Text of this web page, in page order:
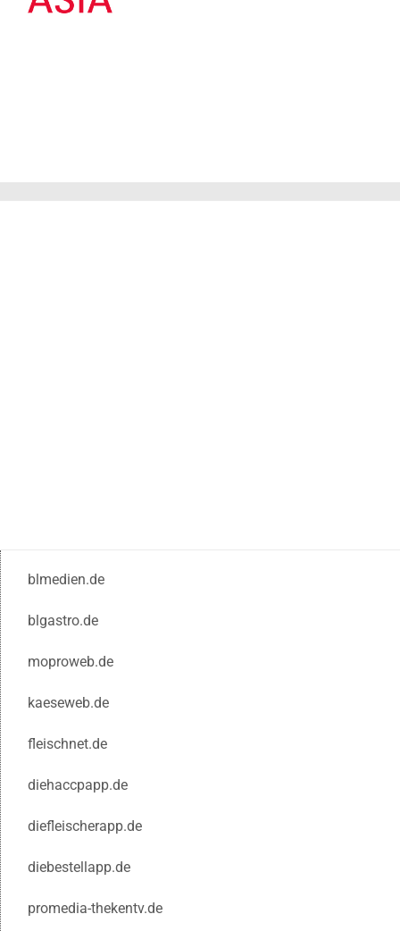
blmedien.de
blgastro.de
moproweb.de
kaeseweb.de
fleischnet.de
diehaccpapp.de
diefleischerapp.de
diebestellapp.de
promedia-thekentv.de